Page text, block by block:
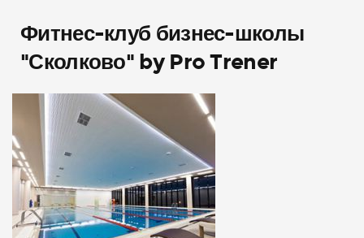
Фитнес-клуб бизнес-школы
"Сколково" by Pro Trener